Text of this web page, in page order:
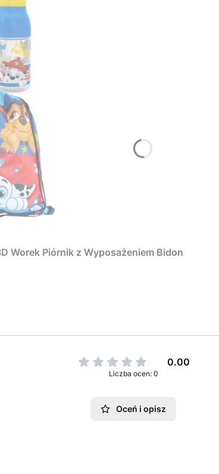
Worek Piórnik z Wyposażeniem Bidon
0.00
Liczba ocen: 0
Oceń i opisz